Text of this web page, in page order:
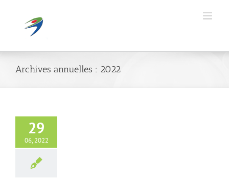
Archives annuelles : 2022
29
06, 2022